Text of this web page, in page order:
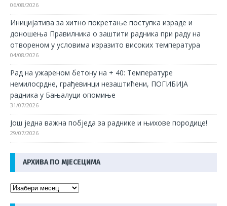
06/08/2026
Иницијатива за хитно покретање поступка израде и
доношења Правилника о заштити радника при раду на
отвореном у условима изразито високих температура
04/08/2026
Рад на ужареном бетону на + 40: Температуре
немилосрдне, грађевинци незаштићени, ПОГИБИЈА
радника у Бањалуци опомиње
31/07/2026
Још једна важна побједа за раднике и њихове породице!
29/07/2026
АРХИВА ПО МЈЕСЕЦИМА